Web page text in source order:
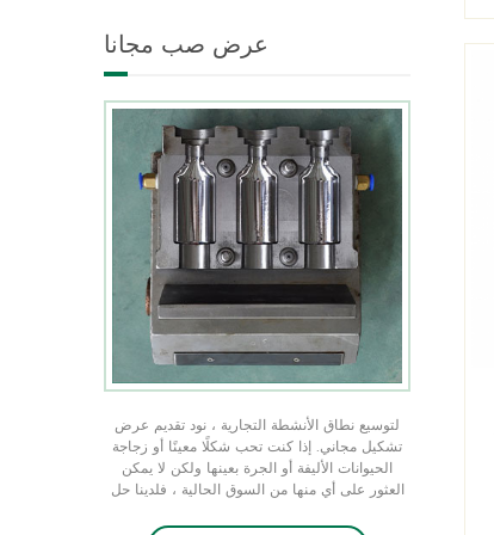
الأحجام ندرك منتجك الفريد منعرض صب مجانا
لتوسيع نطاق الأنشطة التجارية ، نود تقديم عرض
تشكيل مجاني. إذا كنت تحب شكلًا معينًا أو زجاجة
الحيوانات الأليفة أو الجرة بعينها ولكن لا يمكن
العثور على أي منها من السوق الحالية ، فلدينا حل